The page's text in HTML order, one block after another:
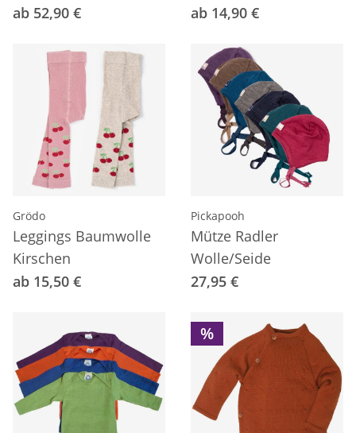
ab 52,90 € ab 14,90 €
Grödo
Leggings Baumwolle
Kirschen
ab 15,50 €
Pickapooh
Mütze Radler
Wolle/Seide
27,95 €
%